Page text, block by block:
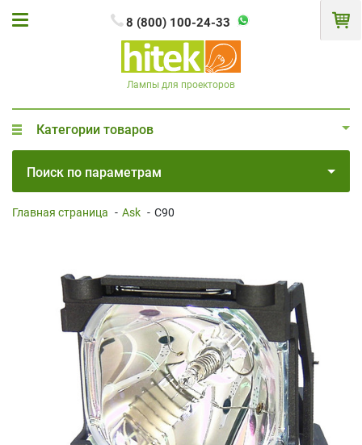
8 (800) 100-24-33
Лампы для проекторов
Категории товаров
Поиск по параметрам
Главная страница - Ask - C90